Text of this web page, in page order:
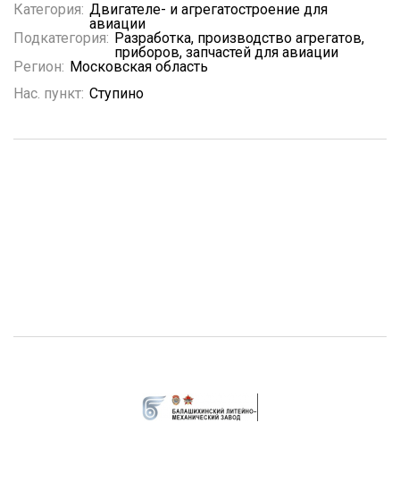
Категория: Двигателе- и агрегатостроение для
авиации
Подкатегория: Разработка, производство агрегатов,
приборов, запчастей для авиации
Регион: Московская область
Нас. пункт: Ступино